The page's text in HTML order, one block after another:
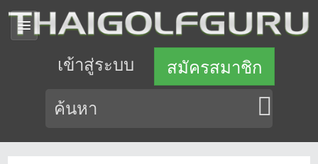
เข้าสู่ระบบ สมัครสมาชิก